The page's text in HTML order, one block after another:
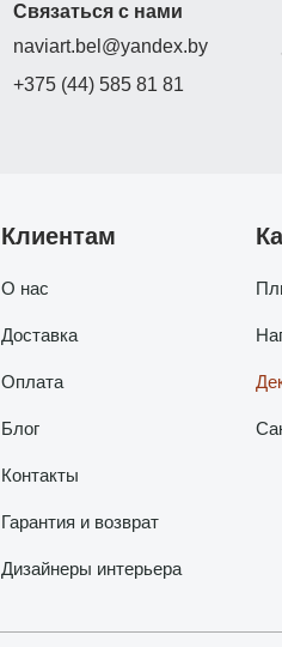
Связаться с нами
naviart.bel@yandex.by
+375 (44) 585 81 81
Клиентам
О нас
Доставка
Оплата
Блог
Контакты
Гарантия и возврат
Дизайнеры интерьера